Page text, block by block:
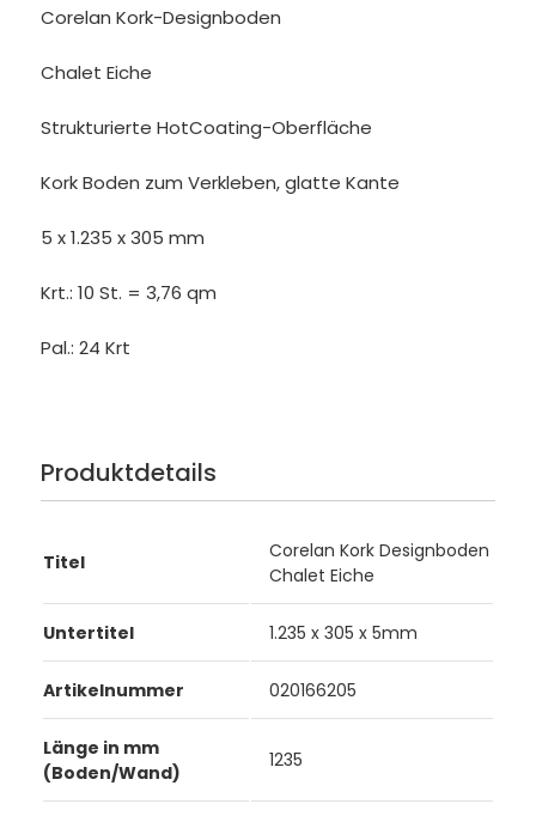
Corelan Kork-Designboden
Chalet Eiche
Strukturierte HotCoating-Oberfläche
Kork Boden zum Verkleben, glatte Kante
5 x 1.235 x 305 mm
Krt.: 10 St. = 3,76 qm
Pal.: 24 Krt
Produktdetails
Titel
Corelan Kork Designboden
Chalet Eiche
Untertitel 1.235 x 305 x 5mm
Artikelnummer 020166205
Länge in mm
(Boden/Wand)
1235